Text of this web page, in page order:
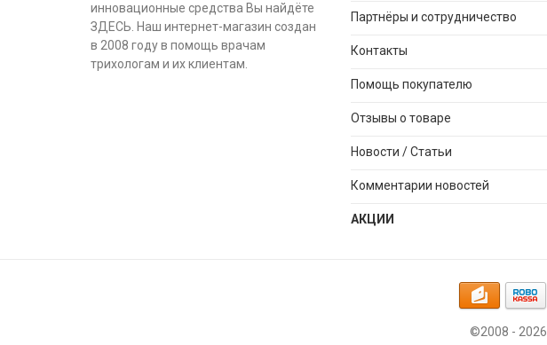
инновационные средства Вы найдёте
ЗДЕСЬ. Наш интернет-магазин создан
в 2008 году в помощь врачам
трихологам и их клиентам.
Партнёры и сотрудничество
Контакты
Помощь покупателю
Отзывы о товаре
Новости / Cтатьи
Комментарии новостей
АКЦИИ
©2008 - 2026